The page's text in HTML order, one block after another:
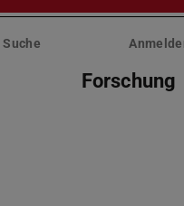
Suche
Forschung